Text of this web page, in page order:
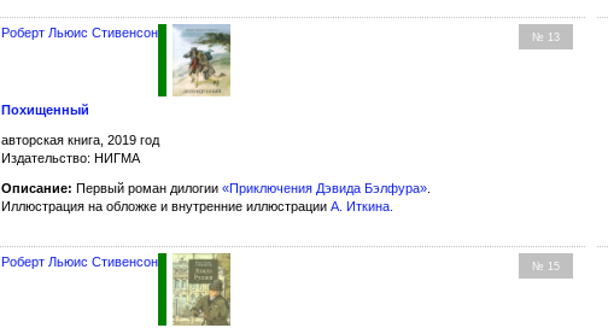
№ 13
Роберт Льюис Стивенсон
Похищенный
авторская книга, 2019 год
Издательство: НИГМА
Описание: Первый роман дилогии «Приключения Дэвида Бэлфура».
Иллюстрация на обложке и внутренние иллюстрации А. Иткина.
№ 15
Роберт Льюис Стивенсон